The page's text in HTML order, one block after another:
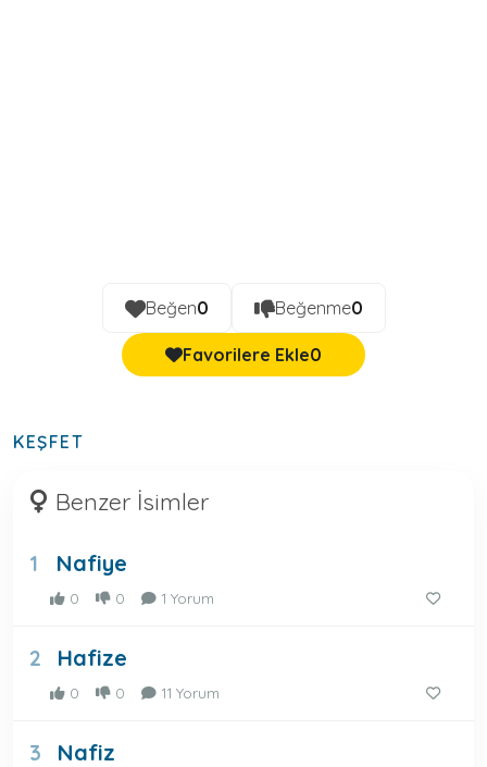
Beğen0 Beğenme0
Favorilere Ekle0
KEŞFET
Benzer İsimler
1 Nafiye
0 0 1 Yorum
2 Hafize
0 0 11 Yorum
3 Nafiz